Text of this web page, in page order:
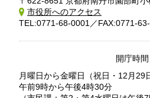
市役所へのアクセス
TEL:0771-68-0001／FAX:0771-
開庁時間
月曜日から金曜日
（祝日・12月29
午前9時から午後4時30分